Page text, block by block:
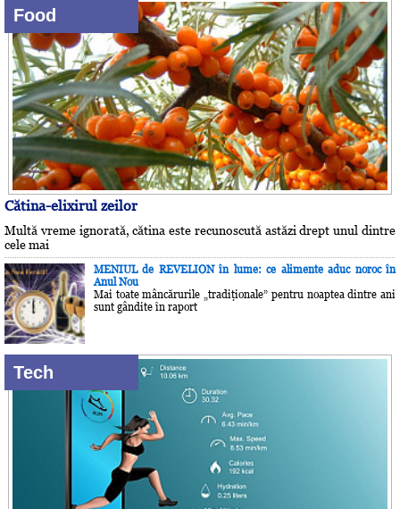
Food
Cătina-elixirul zeilor
Multă vreme ignorată, cătina este recunoscută astăzi drept unul dintre
cele mai
MENIUL de REVELION în lume: ce alimente aduc noroc în
Anul Nou
Mai toate mâncărurile „tradiţionale” pentru noaptea dintre ani
sunt gândite în raport
Tech